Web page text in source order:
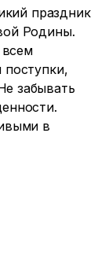
праздник
Родины.
поступки,
забывать
в